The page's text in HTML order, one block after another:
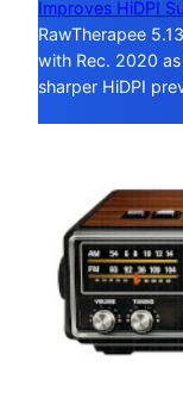
Improves HiDPI
RawTherapee
with Rec. 2020
sharper HiDPI